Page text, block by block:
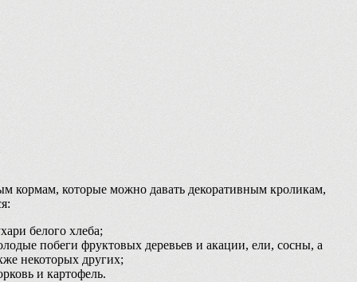
кормам, которые можно давать декоративным кроликам,
белого хлеба;
побеги фруктовых деревьев и акации, ели, сосны, а
некоторых других;
и картофель.